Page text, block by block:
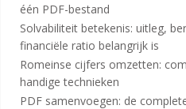
één PDF-bestand
Solvabiliteit betekenis: uitleg,
financiële ratio belangrijk is
Romeinse cijfers omzetten:
handige technieken
PDF samenvoegen: de